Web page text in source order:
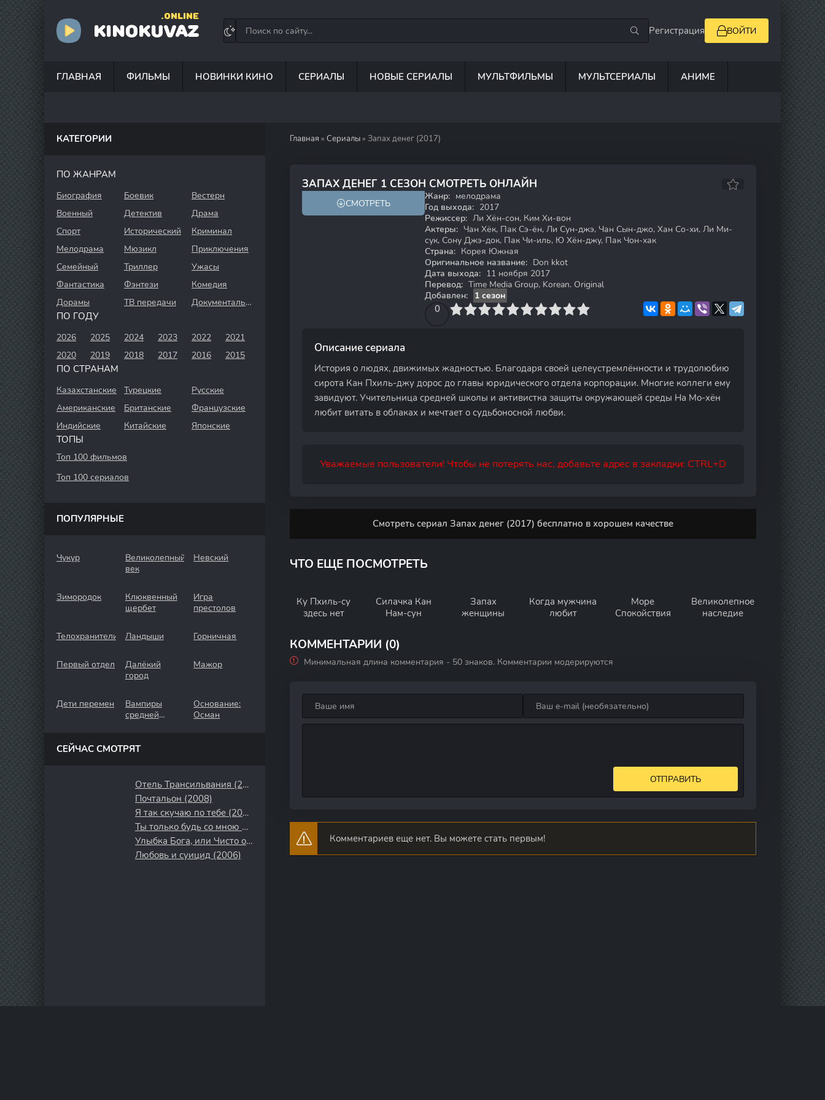
KINOKUVAZ
.ONLINE
Регистрация ВОЙТИ
ГЛАВНАЯ ФИЛЬМЫ НОВИНКИ КИНО СЕРИАЛЫ НОВЫЕ СЕРИАЛЫ МУЛЬТФИЛЬМЫ МУЛЬТСЕРИАЛЫ АНИМЕ
Главная » Сериалы » Запах денег (2017)
ЗАПАХ ДЕНЕГ 1 СЕЗОН СМОТРЕТЬ ОНЛАЙН
7.8 7.6
СМОТРЕТЬ
Жанр: мелодрама
Год выхода: 2017
Режиссер: Ли Хён-сон, Ким Хи-вон
Актеры: Чан Хёк, Пак Сэ-ён, Ли Сун-джэ, Чан Сын-джо, Хан Со-хи, Ли Ми-
сук, Сону Джэ-док, Пак Чи-иль, Ю Хён-джу, Пак Чон-хак
Страна: Корея Южная
Оригинальное название: Don kkot
Дата выхода: 11 ноября 2017
Перевод: Time Media Group, Korean. Original
Добавлен:
1 сезон
0
4 6 7 8 9 10
Описание сериала
История о людях, движимых жадностью. Благодаря своей целеустремлённости и трудолюбию
сирота Кан Пхиль-джу дорос до главы юридического отдела корпорации. Многие коллеги ему
завидуют. Учительница средней школы и активистка защиты окружающей среды На Мо-хён
любит витать в облаках и мечтает о судьбоносной любви.
Уважаемые пользователи! Чтобы не потерять нас, добавьте адрес в закладки: CTRL+D
Смотреть сериал Запах денег (2017) бесплатно в хорошем качестве
ЧТО ЕЩЕ ПОСМОТРЕТЬ
Ку Пхиль-су
здесь нет
Силачка Кан
Нам-сун
Запах
женщины
Когда мужчина
любит
Море
Спокойствия
Великолепное
наследие
КОММЕНТАРИИ (0)
Минимальная длина комментария - 50 знаков. Комментарии модерируются
ОТПРАВИТЬ
Комментариев еще нет. Вы можете стать первым!
КАТЕГОРИИ
ПО ЖАНРАМ
Биография Боевик
Вестерн
Военный
Детектив
Драма
Спорт
Исторический
Криминал
Мелодрама
Мюзикл
Приключения
Семейный
Триллер
Ужасы
Фантастика
Фэнтези
Комедия
Дорамы
ТВ передачи Документальный
ПО ГОДУ
2026 2025 2024 2023 2022
2021
2020
2019 2018 2017 2016 2015
ПО СТРАНАМ
Казахстанские Турецкие
Русские
Американские
Британские
Французские
Индийские
Китайские Японские
ТОПЫ
Топ 100 фильмов
Топ 100 сериалов
ПОПУЛЯРНЫЕ
Чукур
Великолепный
век
Невский
Зимородок
Клюквенный
щербет
Игра
престолов
Телохранители Ландыши Горничная
Первый отдел
Далёкий
город
Мажор
Дети перемен
Вампиры
средней
Основание:
Осман
СЕЙЧАС СМОТРЯТ
Отель Трансильвания (2017)
Почтальон (2008)
Я так скучаю по тебе (2023)
Ты только будь со мною рядом (2019)
Улыбка Бога, или Чисто одесская история (2008)
Любовь и суицид (2006)